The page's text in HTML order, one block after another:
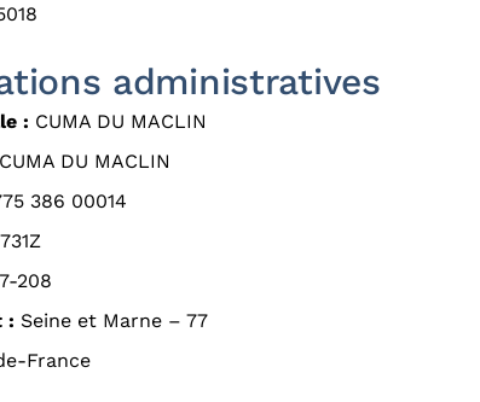
administratives
: CUMA DU MACLIN
CUMA DU MACLIN
386 00014
208
: Seine et Marne – 77
France